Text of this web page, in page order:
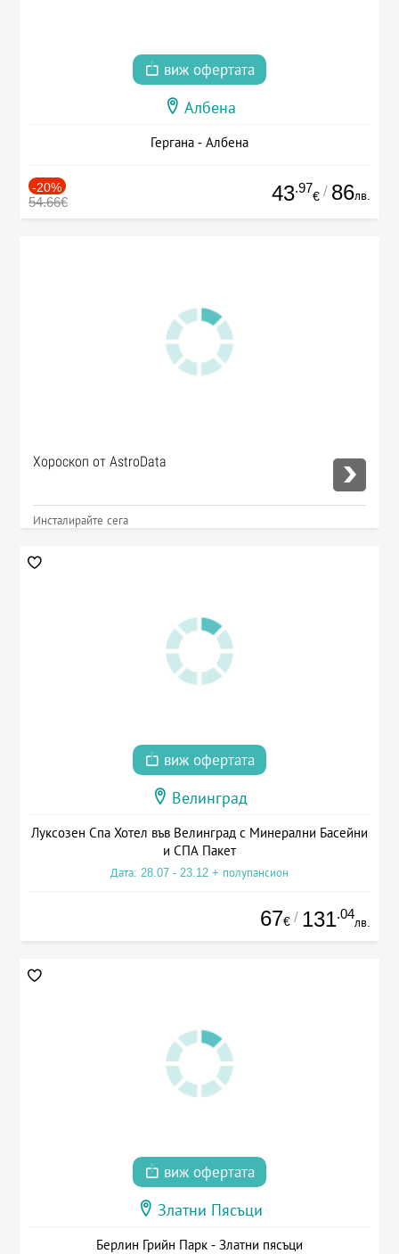
виж офертата
Албена
Гергана - Албена
-20%
54.66€ 43.97
€ / 86лв.
Хороскоп от AstroData
Инсталирайте сега
виж офертата
Велинград
Луксозен Спа Хотел във Велинград с Минерални Басейни
и СПА Пакет
Дата: 28.07 - 23.12 + полупансион
67€ / 131.04
лв.
виж офертата
Златни Пясъци
Берлин Грийн Парк - Златни пясъци